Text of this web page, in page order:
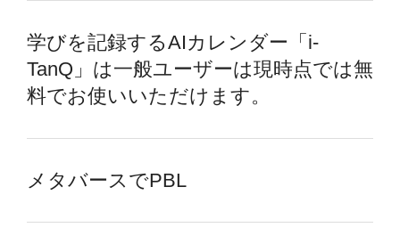
学びを記録するAIカレンダー「i-
TanQ」は一般ユーザーは現時点では無
料でお使いいただけます。
メタバースでPBL